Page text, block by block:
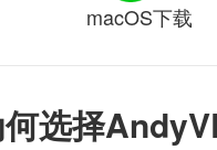
选择
macOS下载